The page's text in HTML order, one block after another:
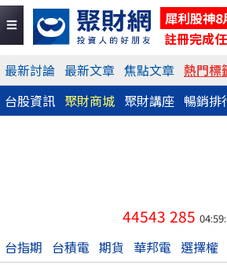
犀利股神8
註冊完成
最新討論 最新文章 焦點文章 熱門標
台股資訊 聚財商城 聚財講座 暢銷排
44543 285
台指期 台積電 期貨 華邦電 選擇權